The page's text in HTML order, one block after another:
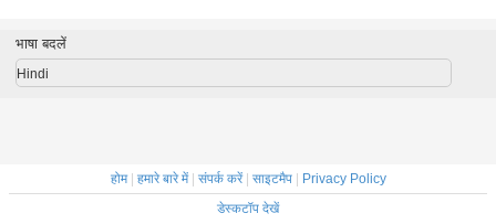
भाषा बदलें
Hindi
होम| हमारे बारे में| संपर्क करें| साइटमैप| Privacy Policy
डेस्कटॉप देखें